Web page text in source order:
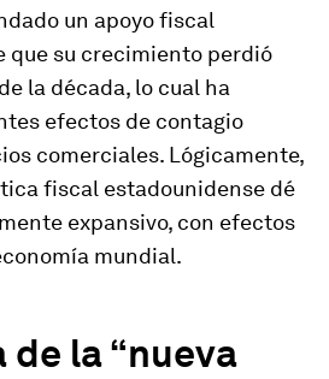
un apoyo fiscal
que su crecimiento perdió
la década, lo cual ha
efectos de contagio
comerciales. Lógicamente,
fiscal estadounidense dé
expansivo, con efectos
mundial.
la “nueva